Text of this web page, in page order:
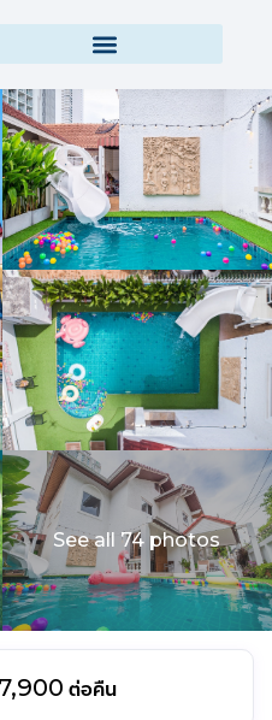
See all 74 photos
ต่อคืน